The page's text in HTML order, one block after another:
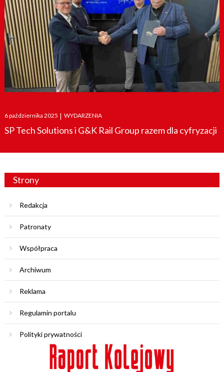
Posted
on
6 października 2025 | WYDARZENIA
SP Tech Solutions i G&K Rail Group razem dla cyfryzacji
Strony
Redakcja
Patronaty
Współpraca
Archiwum
Reklama
Regulamin portalu
Polityki prywatności